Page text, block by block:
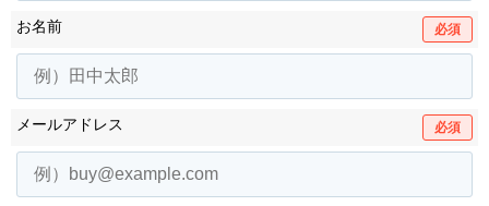
お名前 必須
メールアドレス 必須